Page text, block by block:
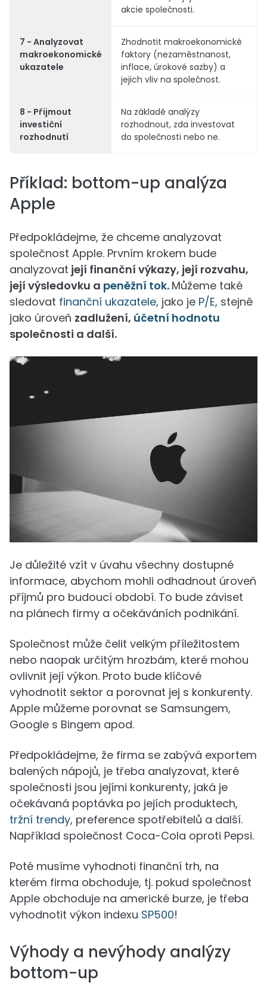
akcie společnosti.
7 - Analyzovat
makroekonomické
ukazatele
Zhodnotit makroekonomické
faktory (nezaměstnanost,
inflace, úrokové sazby) a
jejich vliv na společnost.
8 - Přijmout
investiční
rozhodnutí
Na základě analýzy
rozhodnout, zda investovat
do společnosti nebo ne.
Příklad: bottom-up analýza
Apple
Předpokládejme, že chceme analyzovat
společnost Apple. Prvním krokem bude
analyzovat její finanční výkazy, její rozvahu,
její výsledovku a peněžní tok. Můžeme také
sledovat finanční ukazatele, jako je P/E, stejně
jako úroveň zadlužení, účetní hodnotu
společnosti a další.
Je důležité vzít v úvahu všechny dostupné
informace, abychom mohli odhadnout úroveň
příjmů pro budoucí období. To bude záviset
na plánech firmy a očekáváních podnikání.
Společnost může čelit velkým příležitostem
nebo naopak určitým hrozbám, které mohou
ovlivnit její výkon. Proto bude klíčové
vyhodnotit sektor a porovnat jej s konkurenty.
Apple můžeme porovnat se Samsungem,
Google s Bingem apod.
Předpokládejme, že firma se zabývá exportem
balených nápojů, je třeba analyzovat, které
společnosti jsou jejími konkurenty, jaká je
očekávaná poptávka po jejích produktech,
tržní trendy, preference spotřebitelů a další.
Například společnost Coca-Cola oproti Pepsi.
Poté musíme vyhodnoti finanční trh, na
kterém firma obchoduje, tj. pokud společnost
Apple obchoduje na americké burze, je třeba
vyhodnotit výkon indexu SP500!
Výhody a nevýhody analýzy
bottom-up